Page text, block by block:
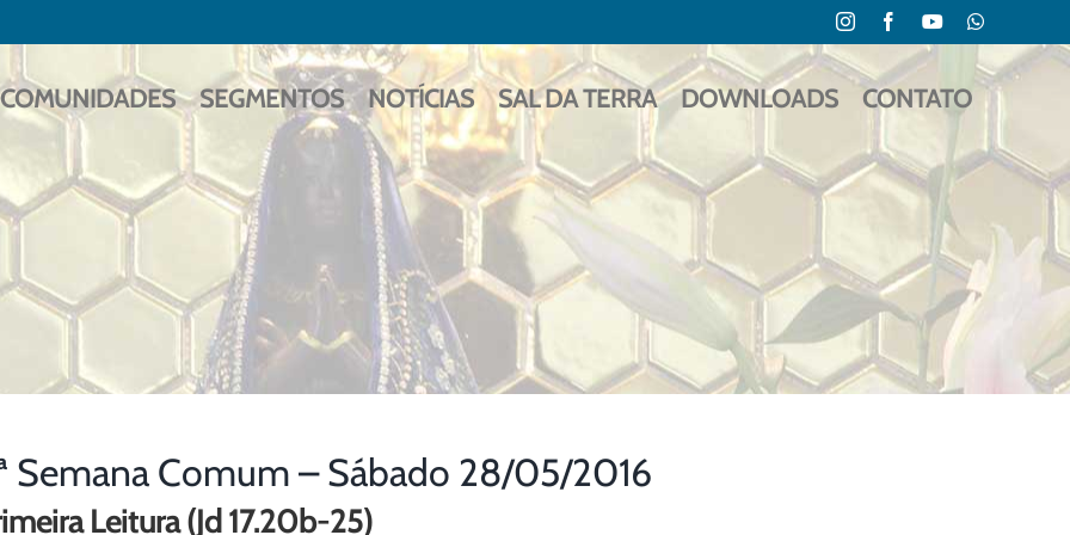
InstagramFacebookYouTubeWhatsApp
COMUNIDADES SEGMENTOS NOTÍCIAS SAL DA TERRA DOWNLOADS CONTATO
Semana Comum – Sábado 28/05/2016
Leitura (Jd 17.20b-25)